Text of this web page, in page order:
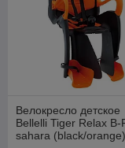
Велокресло детское
Bellelli Tiger Relax B-
sahara (black/orange)